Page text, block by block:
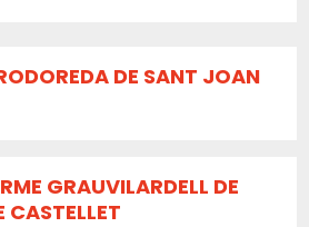
DE SANT JOAN
GRAUVILARDELL DE
CASTELLET